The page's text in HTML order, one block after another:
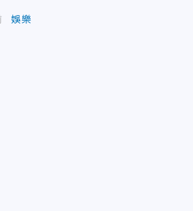
娛樂